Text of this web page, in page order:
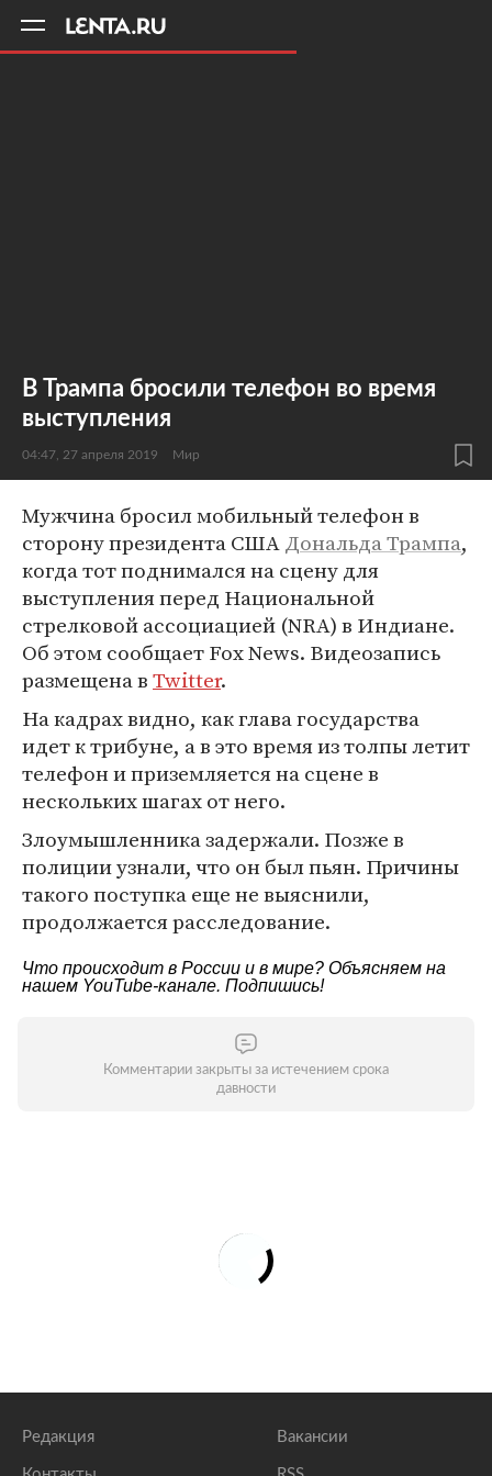
В Трампа бросили телефон во время
выступления
04:47, 27 апреля 2019 Мир
Мужчина бросил мобильный телефон в
сторону президента СШАДональда Трампа,
когда тот поднимался на сцену для
выступления перед Национальной
стрелковой ассоциацией (NRA) в Индиане.
Об этом сообщает Fox News. Видеозапись
размещена вTwitter.
На кадрах видно, как глава государства
идет к трибуне, а в это время из толпы летит
телефон и приземляется на сцене в
нескольких шагах от него.
Злоумышленника задержали. Позже в
полиции узнали, что он был пьян. Причины
такого поступка еще не выяснили,
продолжается расследование.
Что происходит в России и в мире? Объясняем на
нашем YouTube-канале. Подпишись!
Комментарии закрыты за истечением срока
давности
Редакция Вакансии